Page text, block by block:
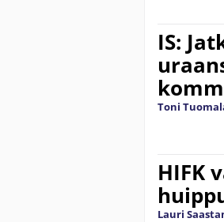
IS:
Toni
HIFK
Lauri